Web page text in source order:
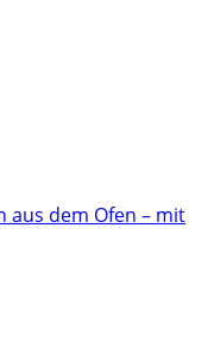
aus dem Ofen – mit